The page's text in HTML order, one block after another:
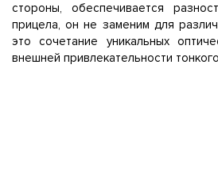
стороны, обеспечивается
прицела, он не заменим для
это сочетание уникальных
внешней привлекательности